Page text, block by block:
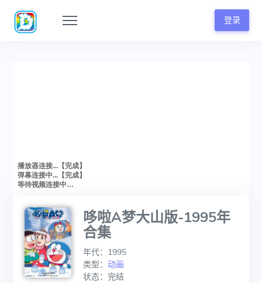
登录
哆啦A梦大山版-1995年
合集
年代：1995
类型：动画
状态：完结